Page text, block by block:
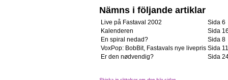
Nämns i följande artiklar
Live på Fastaval 2002
Sida 6
Kalenderen
Sida
En spiral nedad?
Sida 8
VoxPop: BobBit, Fastavals nye livepris Sida 11
Er den nødvendig?
Sida